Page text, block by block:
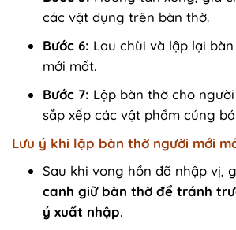
các vật dụng trên bàn thờ.
Bước 6: Lau chùi và lập lại
mới mất.
Bước 7: Lập bàn thờ cho
sắp xếp các vật phẩm cúng
Lưu ý khi lặp bàn thờ người mới
Sau khi vong hồn đã nhập vị,
canh giữ bàn thờ để tránh
ý xuất nhập.